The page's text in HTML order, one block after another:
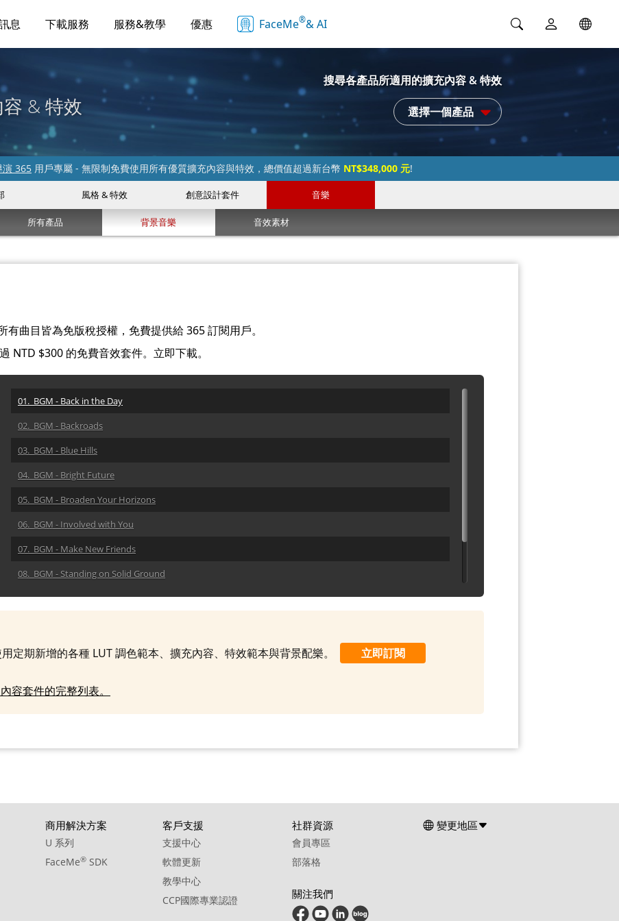
息 下載服務 服務&教學 優惠 FaceMe®& AI
& 特效
搜尋各產品所適用的擴充內容 & 特效
選擇一個產品
演 365 用戶專屬 - 無限制免費使用所有優質擴充內容與特效，總價值超過新台幣 NT$348,000 元!
風格 & 特效 創意設計套件 音樂
所有產品 背景音樂 音效素材
曲目皆為免版稅授權，免費提供給 365 訂閱用戶。
NTD $300 的免費音效套件。立即下載。
01. BGM - Back in the Day
02. BGM - Backroads
03. BGM - Blue Hills
04. BGM - Bright Future
05. BGM - Broaden Your Horizons
06. BGM - Involved with You
07. BGM - Make New Friends
08. BGM - Standing on Solid Ground
09. BGM - Two Step Tears
定期新增的各種 LUT 調色範本、擴充內容、特效範本與背景配樂。
立即訂閱
容套件的完整列表。
商用解決方案
U 系列
FaceMe® SDK
客戶支援
支援中心
軟體更新
教學中心
CCP國際專業認證
社群資源
會員專區
部落格
關注我們
變更地區